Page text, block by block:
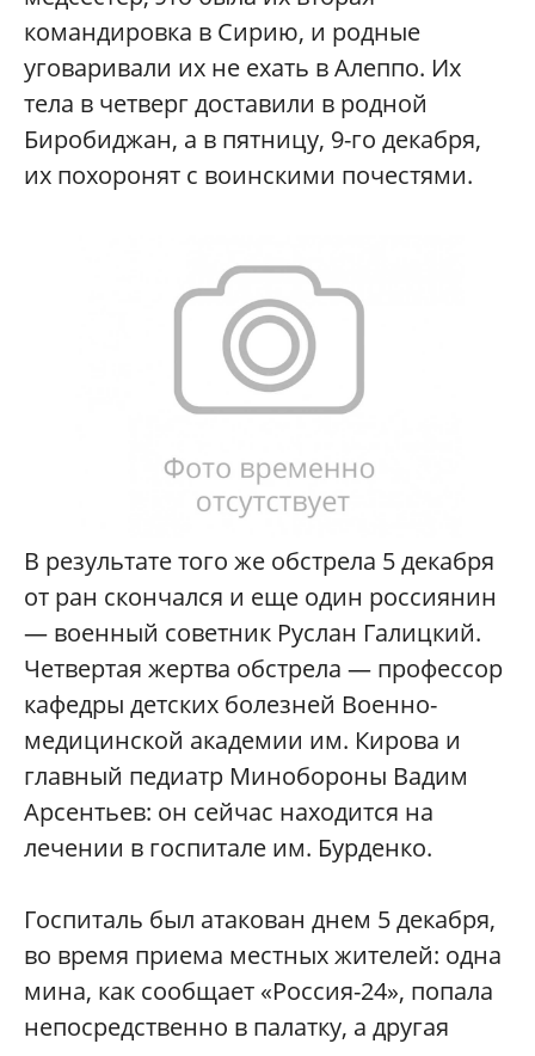
командировка в Сирию, и родные
уговаривали их не ехать в Алеппо. Их
тела в четверг доставили в родной
Биробиджан, а в пятницу, 9-го декабря,
их похоронят с воинскими почестями.
В результате того же обстрела 5 декабря
от ран скончался и еще один россиянин
— военный советник Руслан Галицкий.
Четвертая жертва обстрела — профессор
кафедры детских болезней Военно-
медицинской академии им. Кирова и
главный педиатр Минобороны Вадим
Арсентьев: он сейчас находится на
лечении в госпитале им. Бурденко.
Госпиталь был атакован днем 5 декабря,
во время приема местных жителей: одна
мина, как сообщает «Россия-24», попала
непосредственно в палатку, а другая